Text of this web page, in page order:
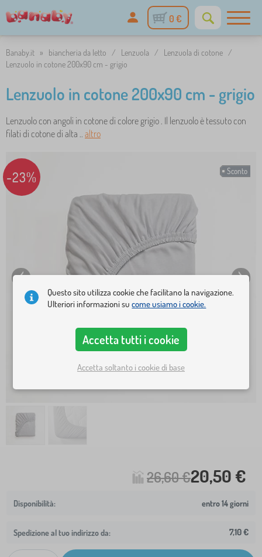
0 €
Banaby.it » biancheria da letto / Lenzuola / Lenzuola di cotone /
Lenzuolo in cotone 200x90 cm - grigio
Lenzuolo in cotone 200x90 cm - grigio
Lenzuolo con angoli in cotone di colore grigio . Il lenzuolo è tessuto con
filati di cotone di alta .. altro
Sconto
-23%
26,60 €20,50 €
entro 14 giorni
Spedizione al tuo indirizzo da: 7,10 €
Questo sito utilizza cookie che facilitano la navigazione.
Ulteriori informazioni sucome usiamo i cookie.
Accetta tutti i cookie
Accetta soltanto i cookie di base